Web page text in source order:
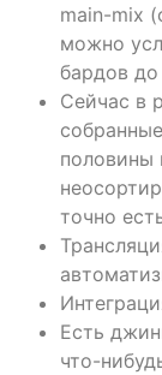
main-mix
можно
бардов
Сейчас в
половины
точно
Есть
что-